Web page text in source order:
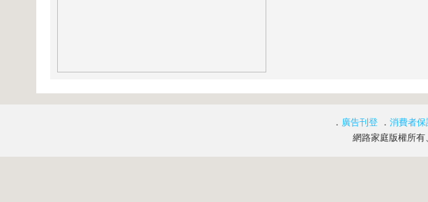
． 廣告刊登 ． 消費者保
網路家庭版權所